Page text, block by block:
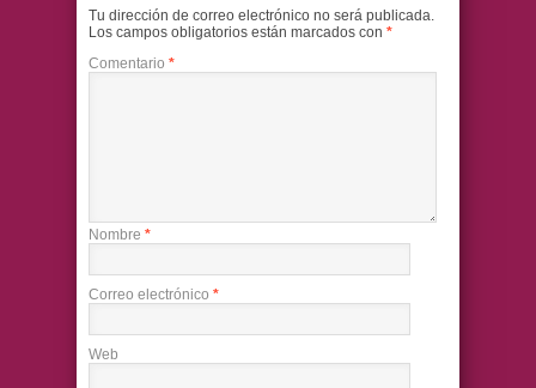
Tu dirección de correo electrónico no será publicada.
Los campos obligatorios están marcados con *
Comentario *
Nombre *
Correo electrónico *
Web